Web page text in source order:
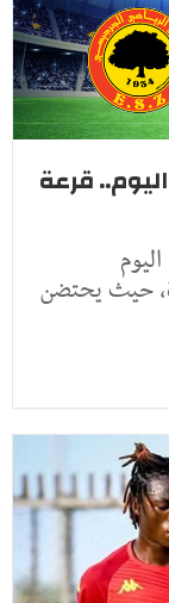
قرعة
حيث يحتضن